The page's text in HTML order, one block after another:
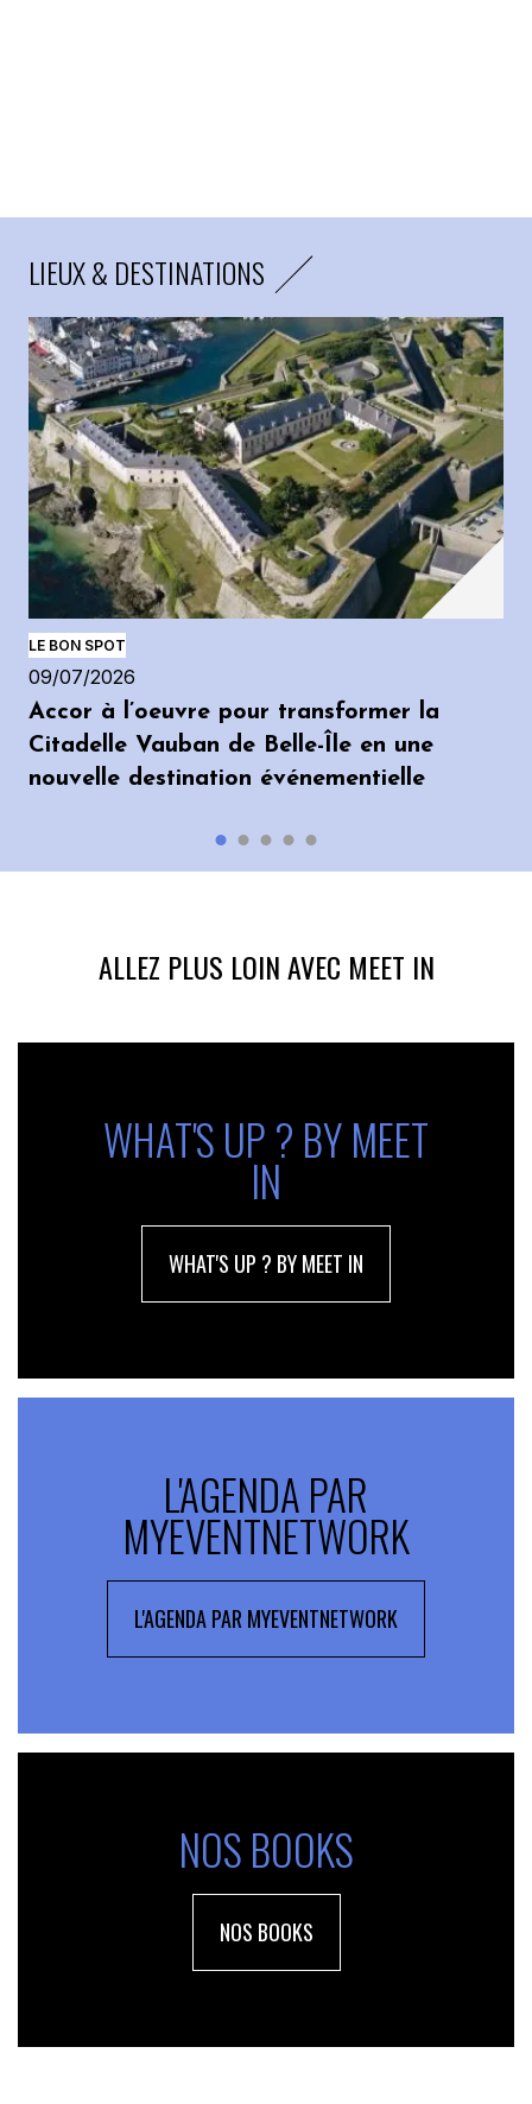
LIEUX & DESTINATIONS
LE BON SPOT
09/07/2026
Accor à l’oeuvre pour transformer la
Citadelle Vauban de Belle-Île en une
nouvelle destination événementielle
ALLEZ PLUS LOIN AVEC MEET IN
WHAT'S UP ? BY MEET
IN
WHAT'S UP ? BY MEET IN
L'AGENDA PAR
MYEVENTNETWORK
L'AGENDA PAR MYEVENTNETWORK
NOS BOOKS
NOS BOOKS